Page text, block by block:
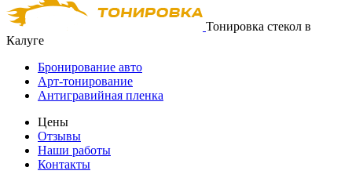
Тонировка стекол в
Калуге
Бронирование авто
Арт-тонирование
Антигравийная пленка
Цены
Отзывы
Наши работы
Контакты